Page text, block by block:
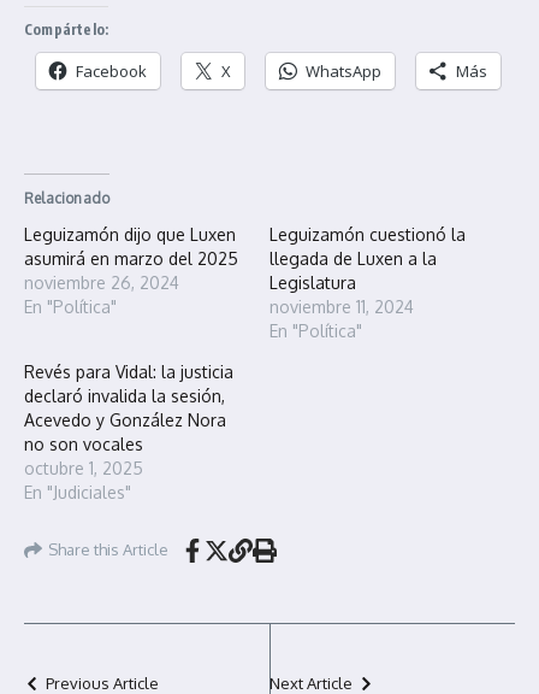
Compártelo:
Facebook X WhatsApp Más
Relacionado
Leguizamón dijo que Luxen
asumirá en marzo del 2025
noviembre 26, 2024
En "Política"
Leguizamón cuestionó la
llegada de Luxen a la
Legislatura
noviembre 11, 2024
En "Política"
Revés para Vidal: la justicia
declaró invalida la sesión,
Acevedo y González Nora
no son vocales
octubre 1, 2025
En "Judiciales"
Share this Article
Previous Article Next Article